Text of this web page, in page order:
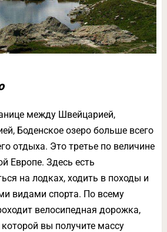
между Швейцарией,
Боденское озеро больше всего
отдыха. Это третье по величине
Европе. Здесь есть
на лодках, ходить в походы и
видами спорта. По всему
велосипедная дорожка,
вы получите массу